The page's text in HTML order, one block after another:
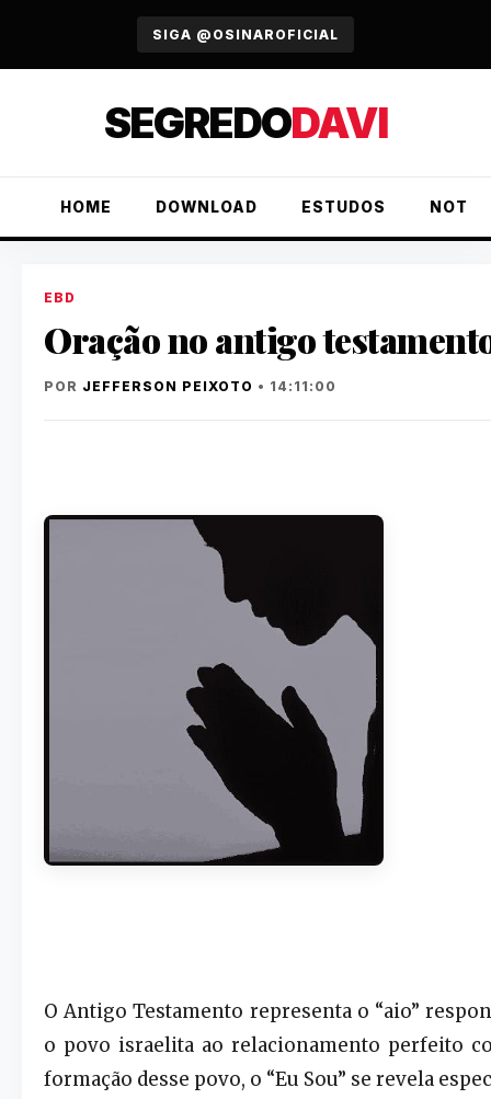
SIGA @OSINAROFICIAL
SEGREDODAVI
HOME DOWNLOAD ESTUDOS
EBD
Oração no antigo
POR JEFFERSON PEIXOTO • 14:11:00
O Antigo Testamento representa o “aio”
o povo israelita ao relacionamento perfeito
formação desse povo, o “Eu Sou” se revela